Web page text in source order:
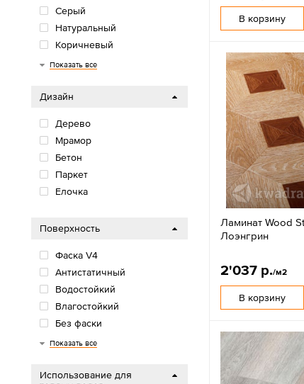
В корзину
Ламинат Wood
Лоэнгрин
2'037 р./м2
В корзину
Серый
Натуральный
Коричневый
Черный
Показать все
Дизайн
Дерево
Мрамор
Бетон
Паркет
Елочка
Поверхность
Фаска V4
Антистатичный
Водостойкий
Влагостойкий
Без фаски
Фаска U4
Показать все
Использование для